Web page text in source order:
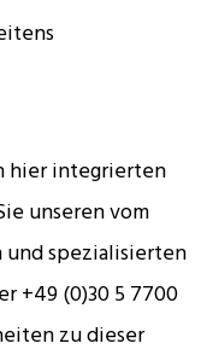
hier integrierten
unseren vom
spezialisierten
+49 (0)30 5 7700
zu dieser